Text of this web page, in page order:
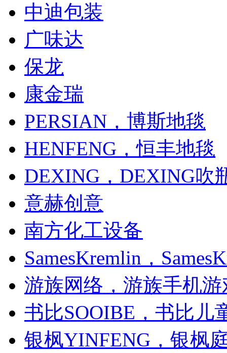
中迪包装
广味达
保龙
康金瑞
PERSIAN，博斯地毯
HENFENG，恒丰地毯
DEXING，DEXING吹
意赫创意
南方化工设备
SamesKremlin，
游族网络，游族手机游
书比SOOIBE，书比儿
银枫YINFENG，银枫